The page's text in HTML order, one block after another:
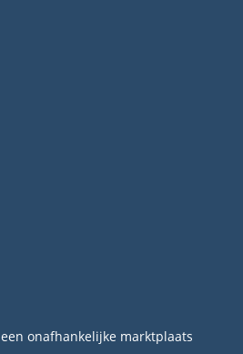
onafhankelijke marktplaats